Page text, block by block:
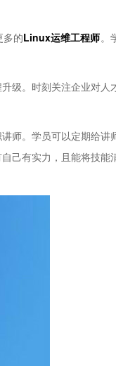
的Linux运维工程师。
级。时刻关注企业对人
师。学员可以定期给讲
己有实力，且能将技能